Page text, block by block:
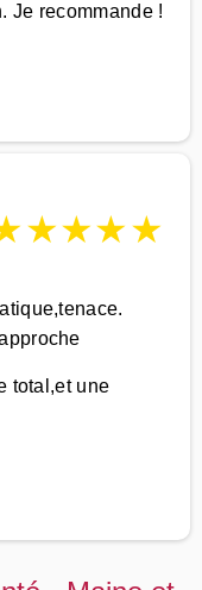
Je recommande !
★★★★
total,et une